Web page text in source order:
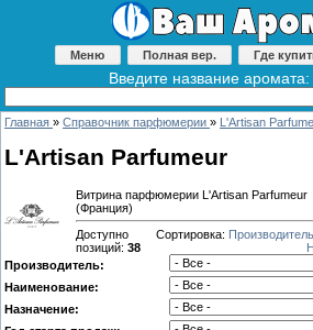
Меню Полная вер. Где
Введите название аромата:
Главная » Справочник парфюмерии » L'Artisan
L'Artisan Parfumeur
Витрина парфюмерии L'Artisan Parfumeur
(Франция)
Доступно
позиций: 38
Сортировка: Производитель
Производитель:
Наименование:
Назначение: